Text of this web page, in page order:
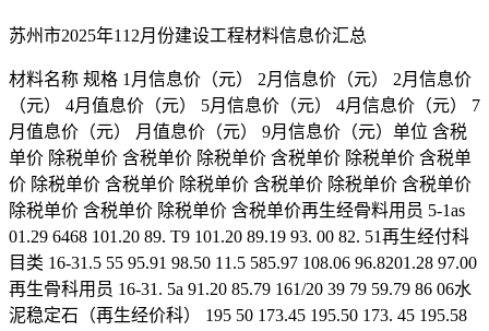
苏州市2025年112月份建设工程材料信息价汇总
材料名称 规格 1月信息价（元） 2月信息价（元） 2月信息价
（元） 4月值息价（元） 5月信息价（元） 4月信息价（元） 7
月值息价（元） 月值息价（元） 9月信息价（元）单位 含税
单价 除税单价 含税单价 除税单价 含税单价 除税单价 含税单
价 除税单价 含税单价 除税单价 含税单价 除税单价 含税单价
除税单价 含税单价 除税单价 含税单价再生经骨料用员 5-1as
01.29 6468 101.20 89. T9 101.20 89.19 93. 00 82. 51再生经付科
目类 16-31.5 55 95.91 98.50 11.5 585.97 108.06 96.8201.28 97.00
再生骨科用员 16-31. 5a 91.20 85.79 161/20 39 79 59.79 86 06水
泥稳定石（再生经价科） 195 50 173.45 195.50 173. 45 195.58